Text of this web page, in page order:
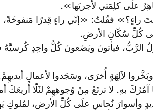
علَى كلِمَتي لأُجريَها».
راءٍ؟» فقُلتُ: «إنّي راءٍ قِدرًا
كُلِّ سُكّانِ الأرضِ.
الرَّبُّ، فيأتونَ ويَضَعونَ كُلُّ واحِدٍ
لآلِهَةٍ أُخرَى، وسَجَدوا لأعمالِ أيديهِمْ.
بهِ. لا ترتَعْ مِنْ وُجوهِهِمْ لئَلّا أُريعَكَ
وأسوارَ نُحاسٍ علَى كُلِّ الأرضِ، لمُلوكِ